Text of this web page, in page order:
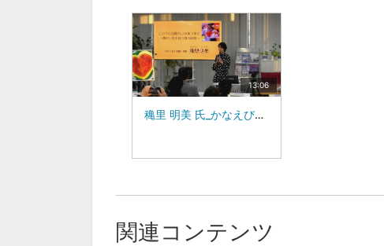
13:06
穐里 明美 氏_かなえびとの集い
関連コンテンツ